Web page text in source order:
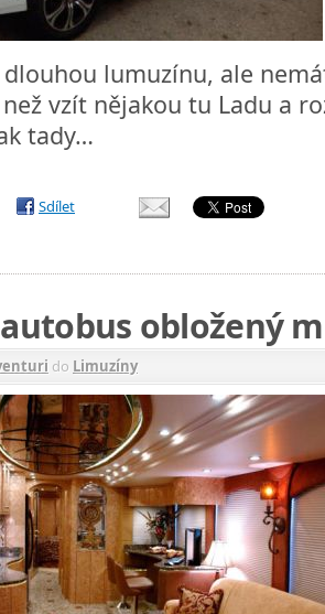
dlouhou lumuzínu, ale
vzít nějakou tu Ladu a
tady…
Sdílet
obložený
do Limuzíny